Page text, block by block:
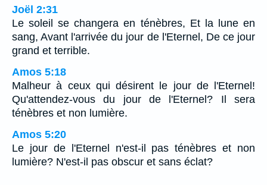
Joël 2:31
Le soleil se changera en ténèbres, Et la lune en
sang, Avant l'arrivée du jour de l'Eternel, De ce jour
grand et terrible.
Amos 5:18
Malheur à ceux qui désirent le jour de l'Eternel!
Qu'attendez-vous du jour de l'Eternel? Il sera
ténèbres et non lumière.
Amos 5:20
Le jour de l'Eternel n'est-il pas ténèbres et non
lumière? N'est-il pas obscur et sans éclat?